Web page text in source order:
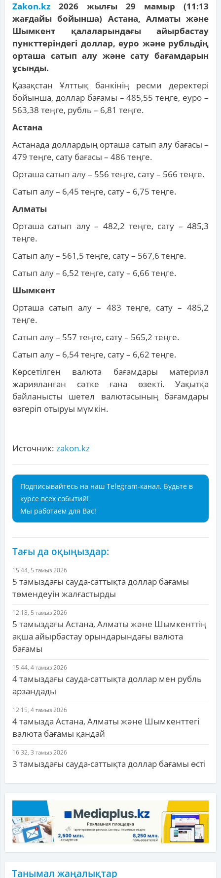
Zakon.kz 2026 жылғы 29 мамыр (11:13
жағдайы бойынша) Астана, Алматы және
Шымкент қалаларындағы айырбастау
пункттеріндегі доллар, еуро және рубльдің
орташа сатып алу және сату бағамдарын
ұсынды.
Қазақстан Ұлттық банкінің ресми деректері
бойынша, доллар бағамы – 485,55 теңге, еуро –
563,38 теңге, рубль – 6,81 теңге.
Астана
Астанада доллардың орташа сатып алу бағасы –
479 теңге, сату бағасы – 486 теңге.
Орташа сатып алу – 556 теңге, сату – 566 теңге.
Сатып алу – 6,45 теңге, сату – 6,75 теңге.
Алматы
Орташа сатып алу – 482,2 теңге, сату – 485,3
теңге.
Сатып алу – 561,5 теңге, сату – 567,6 теңге.
Сатып алу – 6,52 теңге, сату – 6,66 теңге.
Шымкент
Орташа сатып алу – 483 теңге, сату – 485,2
теңге.
Сатып алу – 557 теңге, сату – 565,2 теңге.
Сатып алу – 6,54 теңге, сату – 6,62 теңге.
Көрсетілген валюта бағамдары материал
жарияланған сәтке ғана өзекті. Уақытқа
байланысты шетел валютасының бағамдары
өзгеріп отыруы мүмкін.
Источник: zakon.kz
Подписывайтесь на наш Telegram-канал. Будьте в
курсе всех событий!
Мы работаем для Вас!
Тағы да оқыңыздар:
15:44, 5 тамыз 2026
5 тамыздағы сауда-саттықта доллар бағамы
төмендеуін жалғастырды
12:18, 5 тамыз 2026
5 тамыздағы Астана, Алматы және Шымкенттің
ақша айырбастау орындарындағы валюта
бағамы
15:44, 4 тамыз 2026
4 тамыздағы сауда-саттықта доллар мен рубль
арзандады
12:15, 4 тамыз 2026
4 тамызда Астана, Алматы және Шымкенттегі
валюта бағамы қандай
16:32, 3 тамыз 2026
3 тамыздағы сауда-саттықта доллар бағамы өсті
Танымал жаңалықтар